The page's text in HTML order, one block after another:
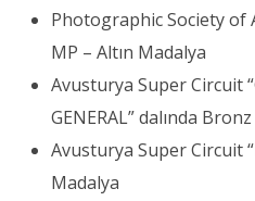
Photographic Society of
MP – Altın Madalya
Avusturya Super Circuit
GENERAL” dalında
Avusturya Super Circuit
Madalya